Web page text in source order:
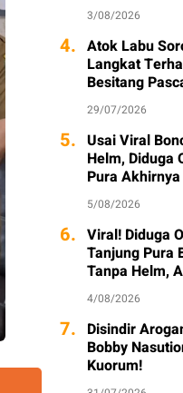
3/08/2026
4. Atok Labu
Langkat
Besitang
29/07/2026
5. Usai Viral
Helm, Diduga
Pura
5/08/2026
6. Viral! Diduga
Tanjung Pura
Tanpa Helm,
Sorotan
4/08/2026
7. Disindir
Bobby
Kuorum!